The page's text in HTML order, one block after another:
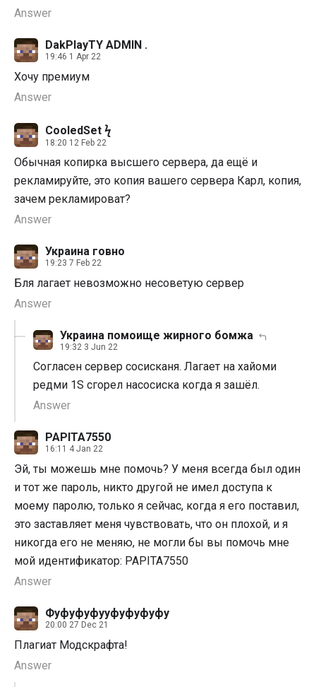
Answer
DakPlayTY ADMIN .
19:46 1 Apr 22
Хочу премиум
Answer
CooledSet ϟ
18:20 12 Feb 22
Обычная копирка высшего сервера, да ещё и
рекламируйте, это копия вашего сервера Карл, копия,
зачем рекламироват?
Answer
Украина говно
19:23 7 Feb 22
Бля лагает невозможно несоветую сервер
Answer
Украина помоище жирного бомжа
19:32 3 Jun 22
Согласен сервер сосисканя. Лагает на хайоми
редми 1S сгорел насосиска когда я зашёл.
Answer
PAPITA7550
16:11 4 Jan 22
Эй, ты можешь мне помочь? У меня всегда был один
и тот же пароль, никто другой не имел доступа к
моему паролю, только я сейчас, когда я его поставил,
это заставляет меня чувствовать, что он плохой, и я
никогда его не меняю, не могли бы вы помочь мне
мой идентификатор: PAPITA7550
Answer
Фуфуфуфууфуфуфуфу
20:00 27 Dec 21
Плагиат Модскрафта!
Answer